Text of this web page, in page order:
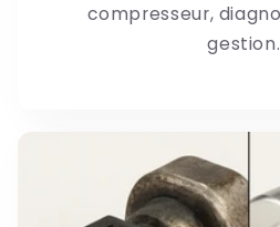
compresseur,